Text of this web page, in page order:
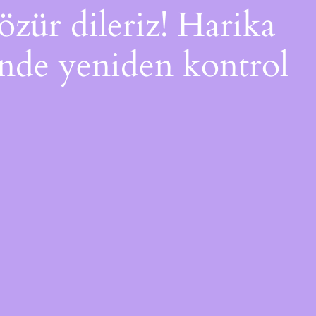
dileriz! Harika
yeniden kontrol